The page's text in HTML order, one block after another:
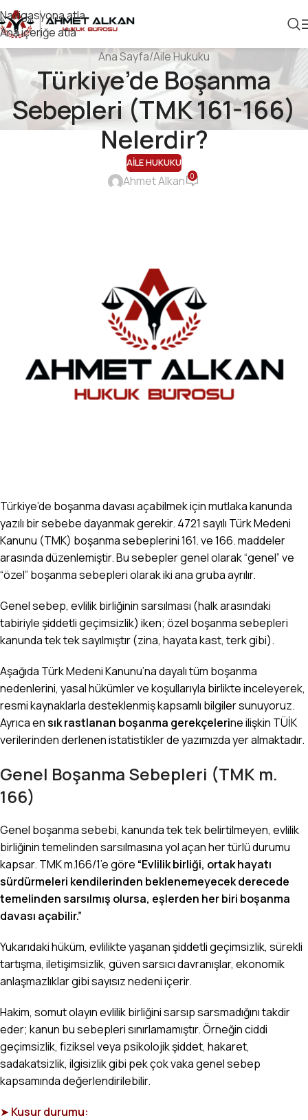
Navigasyona atla
Ana içeriğe atla
Ana Sayfa Aile Hukuku
Türkiye’de Boşanma
Sebepleri (TMK 161-166)
Nelerdir?
AILE HUKUKU
Ahmet Alkan 0
Türkiye’de boşanma davası açabilmek için mutlaka kanunda
yazılı bir sebebe dayanmak gerekir. 4721 sayılı Türk Medeni
Kanunu (TMK) boşanma sebeplerini 161. ve 166. maddeler
arasında düzenlemiştir. Bu sebepler genel olarak “genel” ve
“özel” boşanma sebepleri olarak iki ana gruba ayrılır.
Genel sebep, evlilik birliğinin sarsılması (halk arasındaki
tabiriyle şiddetli geçimsizlik) iken; özel boşanma sebepleri
kanunda tek tek sayılmıştır (zina, hayata kast, terk gibi).
Aşağıda Türk Medeni Kanunu’na dayalı tüm boşanma
nedenlerini, yasal hükümler ve koşullarıyla birlikte inceleyerek,
resmi kaynaklarla desteklenmiş kapsamlı bilgiler sunuyoruz.
Ayrıca ensık rastlanan boşanma gerekçelerine ilişkin TÜİK
verilerinden derlenen istatistikler de yazımızda yer almaktadır.
Genel Boşanma Sebepleri (TMK m.
166)
Genel boşanma sebebi, kanunda tek tek belirtilmeyen, evlilik
birliğinin temelinden sarsılmasına yol açan her türlü durumu
kapsar. TMK m.166/1’e göre “Evlilik birliği, ortak hayatı
sürdürmeleri kendilerinden beklenemeyecek derecede
temelinden sarsılmış olursa, eşlerden her biri boşanma
davası açabilir.”
Yukarıdaki hüküm, evlilikte yaşanan şiddetli geçimsizlik, sürekli
tartışma, iletişimsizlik, güven sarsıcı davranışlar, ekonomik
anlaşmazlıklar gibi sayısız nedeni içerir.
Hakim, somut olayın evlilik birliğini sarsıp sarsmadığını takdir
eder; kanun bu sebepleri sınırlamamıştır. Örneğin ciddi
geçimsizlik, fiziksel veya psikolojik şiddet, hakaret,
sadakatsizlik, ilgisizlik gibi pek çok vaka genel sebep
kapsamında değerlendirilebilir.
➤Kusur durumu: